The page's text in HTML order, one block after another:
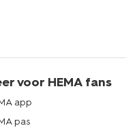
voor HEMA fans
app
pas